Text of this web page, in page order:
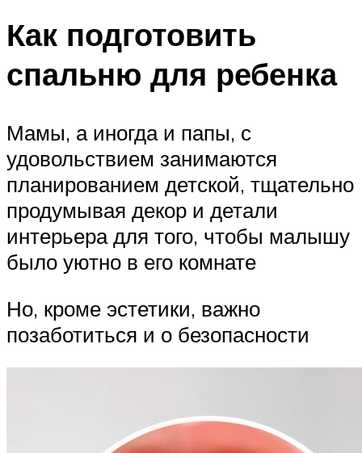
Как подготовить
спальню для ребенка
Мамы, а иногда и папы, с
удовольствием занимаются
планированием детской, тщательно
продумывая декор и детали
интерьера для того, чтобы малышу
было уютно в его комнате
Но, кроме эстетики, важно
позаботиться и о безопасности